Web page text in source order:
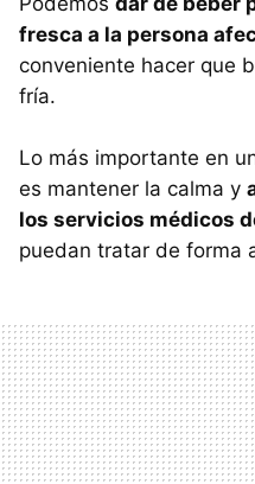
fresca a la persona
conveniente hacer que
fría.
Lo más importante en
es mantener la calma y
los servicios médicos
puedan tratar de forma